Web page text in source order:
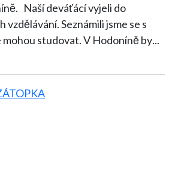
do
vzdělávání. Seznámili jsme se s
studovat. V Hodoníně by...